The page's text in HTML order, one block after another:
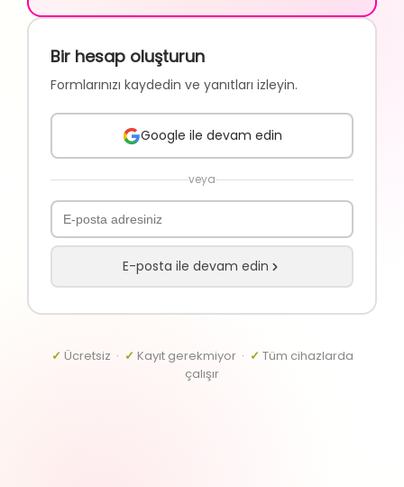
Bir hesap oluşturun
Formlarınızı kaydedin ve yanıtları izleyin.
Google ile devam edin
veya
E-posta ile devam edin
✓ Ücretsiz · ✓ Kayıt gerekmiyor · ✓ Tüm cihazlarda
çalışır